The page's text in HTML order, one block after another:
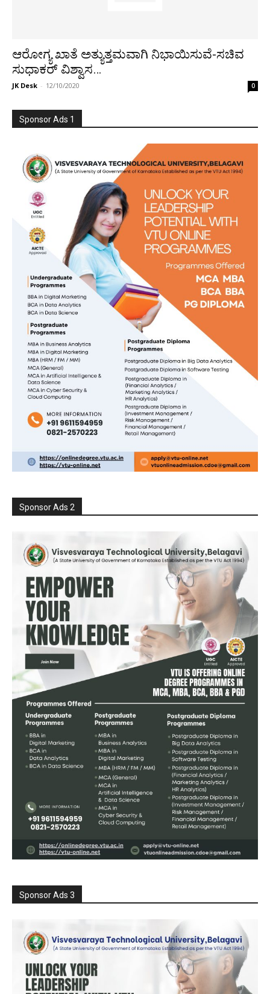
ಆರೋಗ್ಯ ಖಾತೆ ಅತ್ಯುತ್ತಮವಾಗಿ ನಿಭಾಯಿಸುವೆ-ಸಚಿವ
ಸುಧಾಕರ್ ವಿಶ್ವಾಸ…
JK Desk - 12/10/2020 0
Sponsor Ads 1
Sponsor Ads 2
Sponsor Ads 3